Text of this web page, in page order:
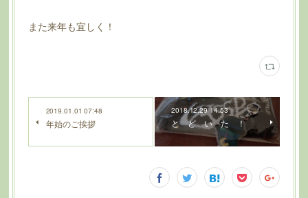
また来年も宜しく！
2019.01.01 07:48
年始のご挨拶
2018.12.29 14:53
と ど い た ！